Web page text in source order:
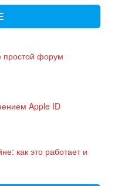
простой форум
Apple ID
как это работает и